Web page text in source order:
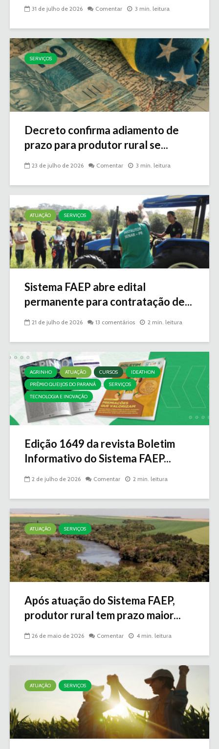
31 de julho de 2026 Comentar 3 min. leitura
SERVIÇOS
Decreto confirma adiamento de
prazo para produtor rural se...
23 de julho de 2026 Comentar 3 min. leitura
ATUAÇÃO SERVIÇOS
Sistema FAEP abre edital
permanente para contratação de...
21 de julho de 2026 13 comentários 2 min. leitura
AGRINHO ATUAÇÃO CURSOS
IDEATHON
PRÊMIO QUEIJOS DO PARANÁ
SERVIÇOS
TECNOLOGIA E INOVAÇÃO
Edição 1649 da revista Boletim
Informativo do Sistema FAEP...
2 de julho de 2026 Comentar 2 min. leitura
ATUAÇÃO SERVIÇOS
Após atuação do Sistema FAEP,
produtor rural tem prazo maior...
26 de maio de 2026 Comentar 4 min. leitura
ATUAÇÃO SERVIÇOS